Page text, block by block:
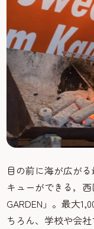
目の前に海が広が
キューができる，西
GARDEN」。最大
ちろん、学校や会